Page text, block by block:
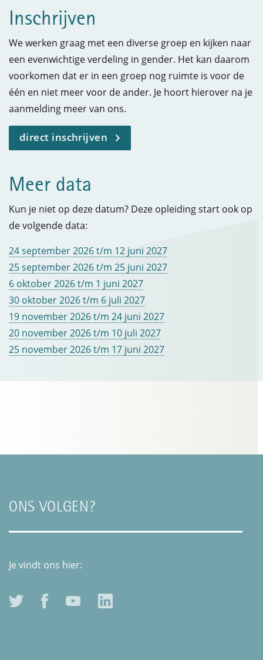
Inschrijven
We werken graag met een diverse groep en kijken naar
een evenwichtige verdeling in gender. Het kan daarom
voorkomen dat er in een groep nog ruimte is voor de
één en niet meer voor de ander. Je hoort hierover na je
aanmelding meer van ons.
direct inschrijven
Meer data
Kun je niet op deze datum? Deze opleiding start ook op
de volgende data:
24 september 2026 t/m 12 juni 2027
25 september 2026 t/m 25 juni 2027
6 oktober 2026 t/m 1 juni 2027
30 oktober 2026 t/m 6 juli 2027
19 november 2026 t/m 24 juni 2027
20 november 2026 t/m 10 juli 2027
25 november 2026 t/m 17 juni 2027
ONS VOLGEN?
Je vindt ons hier: